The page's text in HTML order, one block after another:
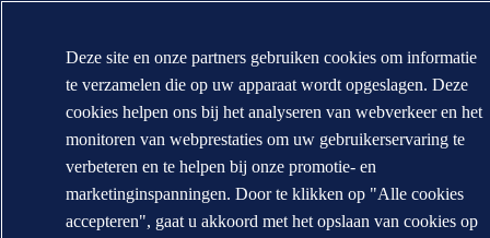
Deze site en onze partners gebruiken cookies om informatie
te verzamelen die op uw apparaat wordt opgeslagen. Deze
cookies helpen ons bij het analyseren van webverkeer en het
monitoren van webprestaties om uw gebruikerservaring te
verbeteren en te helpen bij onze promotie- en
marketinginspanningen. Door te klikken op "Alle cookies
accepteren", gaat u akkoord met het opslaan van cookies op